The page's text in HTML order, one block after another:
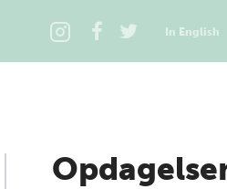
In English